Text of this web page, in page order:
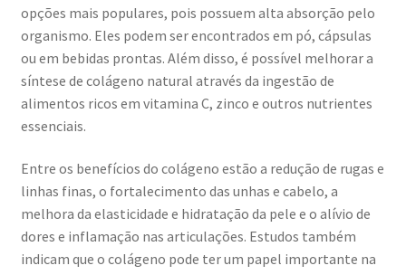
opções mais populares, pois possuem alta absorção pelo
organismo. Eles podem ser encontrados em pó, cápsulas
ou em bebidas prontas. Além disso, é possível melhorar a
síntese de colágeno natural através da ingestão de
alimentos ricos em vitamina C, zinco e outros nutrientes
essenciais.
Entre os benefícios do colágeno estão a redução de rugas e
linhas finas, o fortalecimento das unhas e cabelo, a
melhora da elasticidade e hidratação da pele e o alívio de
dores e inflamação nas articulações. Estudos também
indicam que o colágeno pode ter um papel importante na